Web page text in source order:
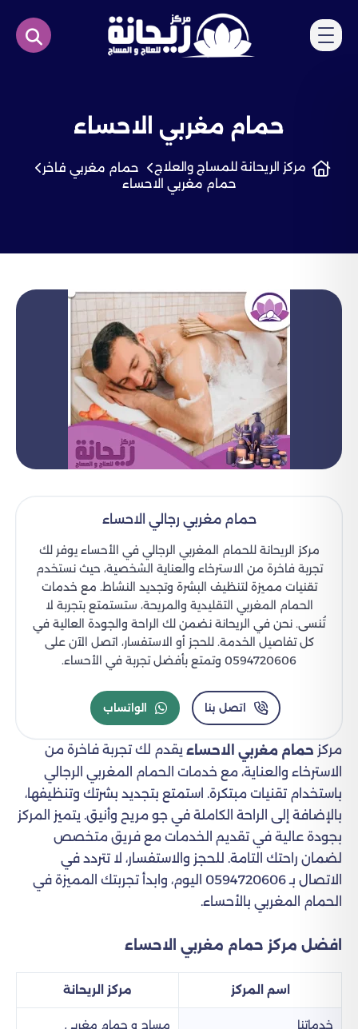
حمام مغربي الاحساء
مركز الريحانة للمساج والعلاج
حمام مغربي فاخر
حمام مغربي الاحساء
حمام مغربي رجالي​ الاحساء
مركز الريحانة للحمام المغربي الرجالي في الأحساء يوفر لك
تجربة فاخرة من الاسترخاء والعناية الشخصية، حيث نستخدم
تقنيات مميزة لتنظيف البشرة وتجديد النشاط. مع خدمات
الحمام المغربي التقليدية والمريحة، ستستمتع بتجربة لا
تُنسى. نحن في الريحانة نضمن لك الراحة والجودة العالية في
كل تفاصيل الخدمة. للحجز أو الاستفسار، اتصل الآن على
0594720606 وتمتع بأفضل تجربة في الأحساء.
اتصل بنا الواتساب
مركز حمام مغربي الاحساء يقدم لك تجربة فاخرة من
الاسترخاء والعناية، مع خدمات الحمام المغربي الرجالي
باستخدام تقنيات مبتكرة. استمتع بتجديد بشرتك وتنظيفها،
بالإضافة إلى الراحة الكاملة في جو مريح وأنيق. يتميز المركز
بجودة عالية في تقديم الخدمات مع فريق متخصص
لضمان راحتك التامة. للحجز والاستفسار، لا تتردد في
الاتصال بـ 0594720606 اليوم، وابدأ تجربتك المميزة في
الحمام المغربي بالأحساء.
افضل مركز حمام مغربي الاحساء
اسم المركز مركز الريحانة
خدماتنا
مساج و حمام مغربي